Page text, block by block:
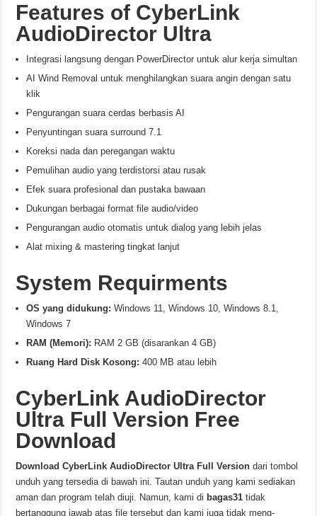
Features of CyberLink
AudioDirector Ultra
Integrasi langsung dengan PowerDirector untuk alur kerja simultan
AI Wind Removal untuk menghilangkan suara angin dengan satu
klik
Pengurangan suara cerdas berbasis AI
Penyuntingan suara surround 7.1
Koreksi nada dan peregangan waktu
Pemulihan audio yang terdistorsi atau rusak
Efek suara profesional dan pustaka bawaan
Dukungan berbagai format file audio/video
Pengurangan audio otomatis untuk dialog yang lebih jelas
Alat mixing & mastering tingkat lanjut
System Requirments
OS yang didukung:Windows 11, Windows 10, Windows 8.1,
Windows 7
RAM (Memori): RAM 2 GB (disarankan 4 GB)
Ruang Hard Disk Kosong:400 MB atau lebih
CyberLink AudioDirector
Ultra Full Version Free
Download
DownloadCyberLink AudioDirector Ultra Full Version dari tombol
unduh yang tersedia di bawah ini. Tautan unduh yang kami sediakan
aman dan program telah diuji. Namun, kami di bagas31tidak
bertanggung jawab atas file tersebut dan kami juga tidak meng-